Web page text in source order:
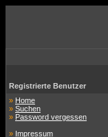
Registrierte Benutzer
» Home
» Suchen
» Password vergessen
» Impressum